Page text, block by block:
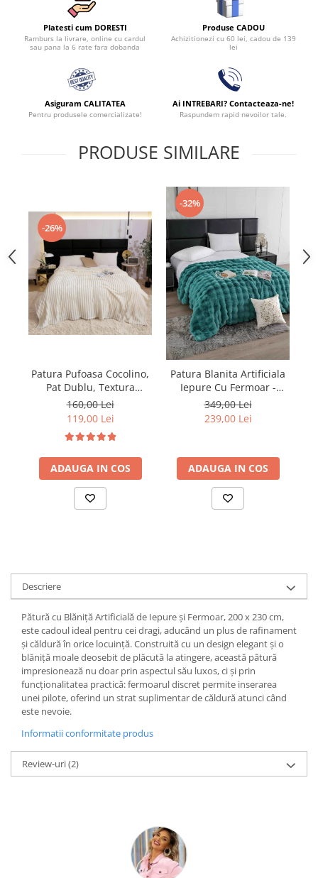
Platesti cum DORESTI
Ramburs la livrare, online cu cardul
sau pana la 6 rate fara dobanda
Produse CADOU
Achizitionezi cu 60 lei, cadou de 139
lei
Asiguram CALITATEA
Pentru produsele comercializate!
Ai INTREBARI? Contacteaza-ne!
Raspundem rapid nevoilor tale.
PRODUSE SIMILARE
-26%
Patura Pufoasa Cocolino,
Pat Dublu, Textura
Reiata, Crem
160,00 Lei
119,00 Lei
ADAUGA IN COS
-32%
Patura Blanita Artificiala
Iepure Cu Fermoar -
Turcoaz
349,00 Lei
239,00 Lei
ADAUGA IN COS
Descriere
Pătură cu Blăniță Artificială de Iepure și Fermoar, 200 x 230 cm,
este cadoul ideal pentru cei dragi, aducând un plus de rafinament
și căldură în orice locuință. Construită cu un design elegant și o
blăniță moale deosebit de plăcută la atingere, această pătură
impresionează nu doar prin aspectul său luxos, ci și prin
funcționalitatea practică: fermoarul discret permite inserarea
unei pilote, oferind un strat suplimentar de căldură atunci când
este nevoie.
Informatii conformitate produs
Review-uri(2)